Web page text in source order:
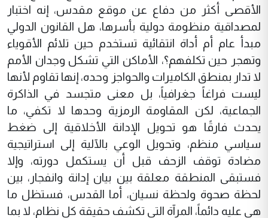
الأقصى أكثر من دفاع عن موقع مقدس، إنه اختبار
لمصداقية منظومة دولية بأسرها، هل القانون الدولي
مبدأ عام أم أداة انتقائية تستخدم حين تلائم الأقوياء
وتهجر حين تكلفهم؟، الأماكن التي تشكل وجدان الأمم
لا تدار بمنطق الكاميرات والحواجز وحده، إنها تقاوم لأنها
ليست فراغاً جغرافياً، بل معنى متجسد في الذاكرة
الجماعية، لكن المقاومة الرمزية وحدها لا تكفي، ما
يحدث فارقًا هو تحويل الإدانة الأخلاقية إلى ضغط
سياسي منظم، وتحويل الوعي بالآلية إلى استراتيجية
مضادة توقف الزحف قبل أن يستكمل دورته، وإلا
فستبقى المنطقة معلقة بين بيان إدانة وانفجار، بين
لحظة صحوة ولحظة نسيان، أما القدس، فستظل ما
هي عليه دائماً، المرآة التي تكشف حقيقة كل نظام، لا بما